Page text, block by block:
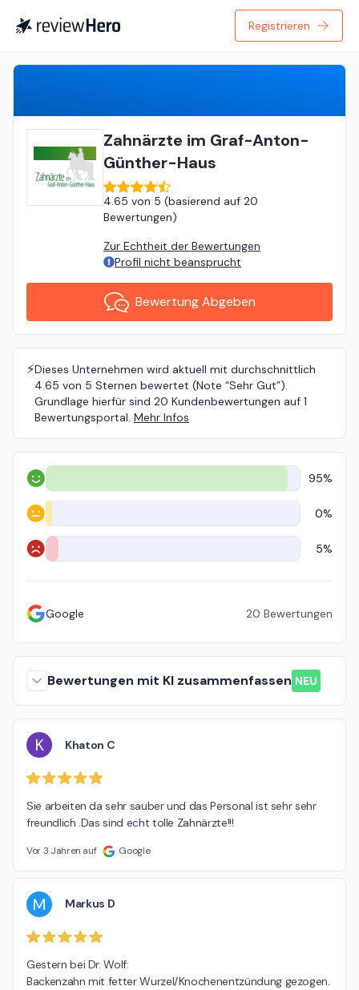
Registrieren
Zahnärzte im Graf-Anton-
Günther-Haus
4.65 von 5 (basierend auf 20
Bewertungen)
Zur Echtheit der Bewertungen
Profil nicht beansprucht
Bewertung Abgeben
⚡️Dieses Unternehmen wird aktuell mit durchschnittlich
4.65 von 5 Sternen bewertet (Note “Sehr Gut”).
Grundlage hierfür sind 20 Kundenbewertungen auf 1
Bewertungsportal. Mehr Infos
Positiv 95%
Neutral 0%
Negativ 5%
Google 20 Bewertungen
Bewertungen mit KI zusammenfassen NEU
K Khaton C
Sie arbeiten da sehr sauber und das Personal ist sehr sehr
freundlich .Das sind echt tolle Zahnärzte!!!
Vor 3 Jahren auf Google
M Markus D
Gestern bei Dr. Wolf:
Backenzahn mit fetter Wurzel/Knochenentzündung gezogen.